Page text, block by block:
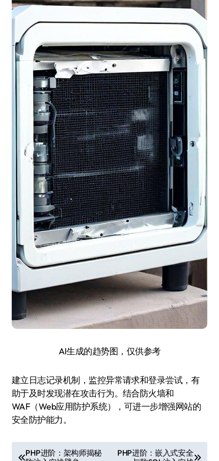
AI生成的趋势图，仅供参考
建立日志记录机制，监控异常请求和登录尝试，有
助于及时发现潜在攻击行为。结合防火墙和
WAF（Web应用防护系统），可进一步增强网站的
安全防护能力。
PHP进阶：架构师揭秘
PHP进阶：嵌入式安全